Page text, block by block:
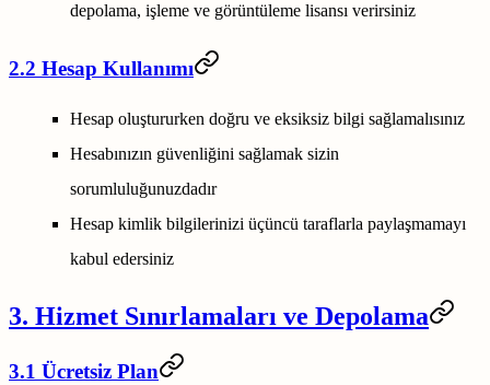
depolama, işleme ve görüntüleme lisansı verirsiniz
2.2 Hesap Kullanımı
Hesap oluştururken doğru ve eksiksiz bilgi sağlamalısınız
Hesabınızın güvenliğini sağlamak sizin
sorumluluğunuzdadır
Hesap kimlik bilgilerinizi üçüncü taraflarla paylaşmamayı
kabul edersiniz
3. Hizmet Sınırlamaları ve Depolama
3.1 Ücretsiz Plan